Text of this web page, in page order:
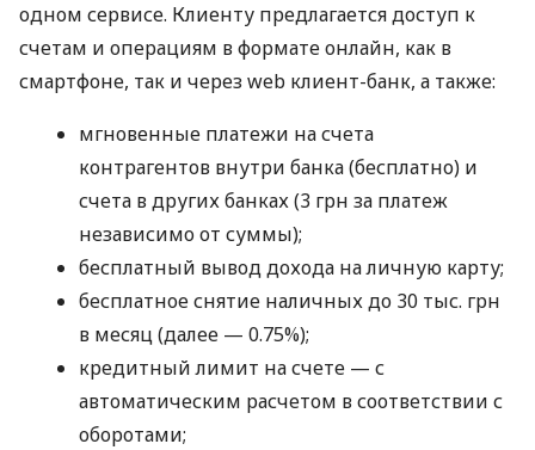
одном сервисе. Клиенту предлагается доступ к
счетам и операциям в формате онлайн, как в
смартфоне, так и через web клиент-банк, а также:
мгновенные платежи на счета
контрагентов внутри банка (бесплатно) и
счета в других банках (3 грн за платеж
независимо от суммы);
бесплатный вывод дохода на личную карту;
бесплатное снятие наличных до 30 тыс. грн
в месяц (далее — 0.75%);
кредитный лимит на счете — с
автоматическим расчетом в соответствии с
оборотами;